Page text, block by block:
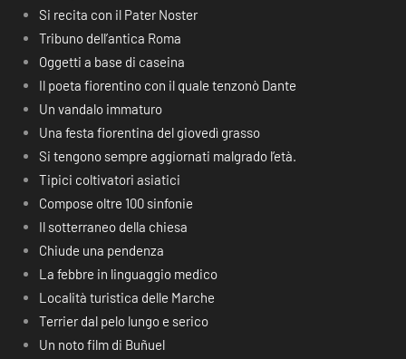
Si recita con il Pater Noster
Tribuno dell’antica Roma
Oggetti a base di caseina
Il poeta fiorentino con il quale tenzonò Dante
Un vandalo immaturo
Una festa fiorentina del giovedì grasso
Si tengono sempre aggiornati malgrado l’età.
Tipici coltivatori asiatici
Compose oltre 100 sinfonie
Il sotterraneo della chiesa
Chiude una pendenza
La febbre in linguaggio medico
Località turistica delle Marche
Terrier dal pelo lungo e serico
Un noto film di Buñuel